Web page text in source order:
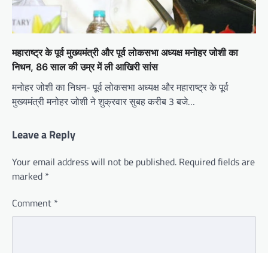
महाराष्ट्र के पूर्व मुख्यमंत्री और पूर्व लोकसभा अध्यक्ष मनोहर जोशी का
निधन, 86 साल की उम्र में ली आखिरी सांस
मनोहर जोशी का निधन- पूर्व लोकसभा अध्यक्ष और महाराष्ट्र के पूर्व
मुख्यमंत्री मनोहर जोशी ने शुक्रवार सुबह करीब 3 बजे…
Leave a Reply
Your email address will not be published. Required fields are
marked *
Comment *